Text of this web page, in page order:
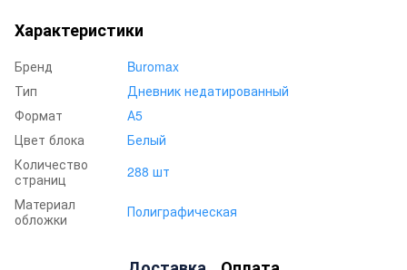
Характеристики
Бренд
Buromax
Тип
Дневник недатированный
Формат
А5
Цвет блока
Белый
Количество
страниц
288 шт
Материал
обложки
Полиграфическая